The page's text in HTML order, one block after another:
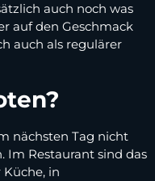
auch noch was
auf den Geschmack
auch als regulärer
nächsten Tag nicht
Im Restaurant sind das
in